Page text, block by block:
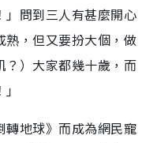
」問到三人有甚麼開心
熟，但又要扮大個，做
？）大家都幾十歲，而
轉地球》而成為網民寵